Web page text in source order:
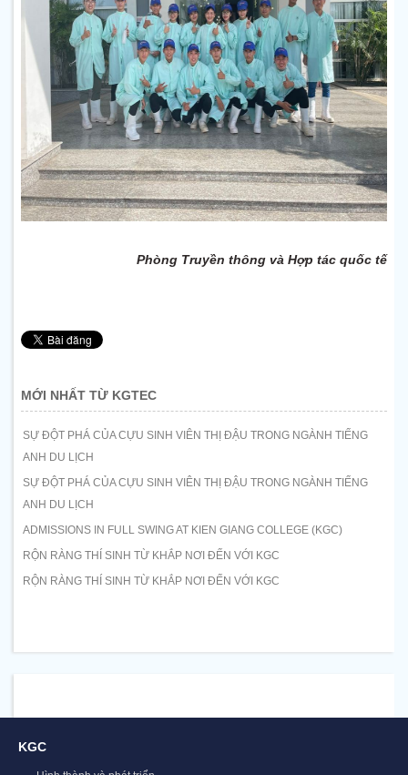
Phòng Truyền thông và Hợp tác quốc tế
MỚI NHẤT TỪ KGTEC
SỰ ĐỘT PHÁ CỦA CỰU SINH VIÊN THỊ ĐẬU TRONG NGÀNH TIẾNG
ANH DU LỊCH
SỰ ĐỘT PHÁ CỦA CỰU SINH VIÊN THỊ ĐẬU TRONG NGÀNH TIẾNG
ANH DU LỊCH
ADMISSIONS IN FULL SWING AT KIEN GIANG COLLEGE (KGC)
RỘN RÀNG THÍ SINH TỪ KHẮP NƠI ĐẾN VỚI KGC
RỘN RÀNG THÍ SINH TỪ KHẮP NƠI ĐẾN VỚI KGC
KGC